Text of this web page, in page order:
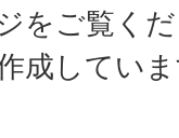
をご覧く
成してい